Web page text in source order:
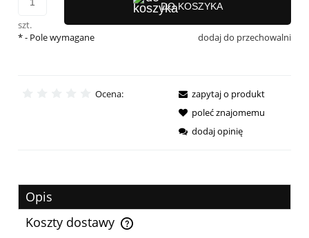
szt.
DO KOSZYKA
dodaj do przechowalni
*- Pole wymagane
Ocena:
zapytaj o produkt
poleć znajomemu
dodaj opinię
Opis
Koszty dostawy
Cena nie zawiera ewentualnych kosztów płatności